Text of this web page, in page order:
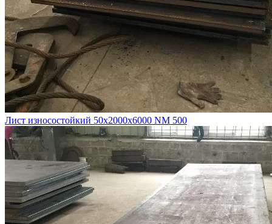
Лист износостойкий 50х2000х6000 NM 500